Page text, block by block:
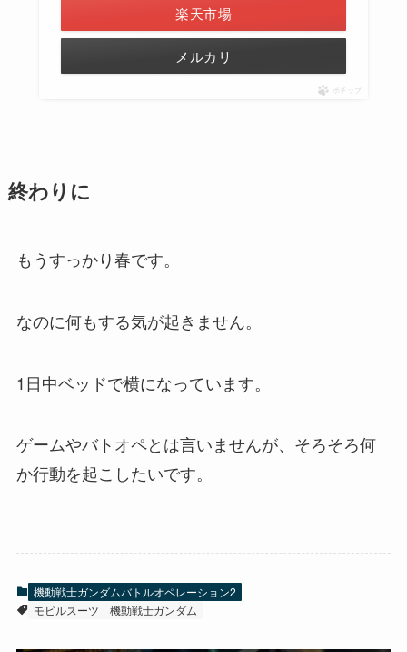
楽天市場
メルカリ
ポチップ
終わりに
もうすっかり春です。
なのに何もする気が起きません。
1日中ベッドで横になっています。
ゲームやバトオペとは言いませんが、そろそろ何
か行動を起こしたいです。
機動戦士ガンダムバトルオペレーション2
モビルスーツ
機動戦士ガンダム